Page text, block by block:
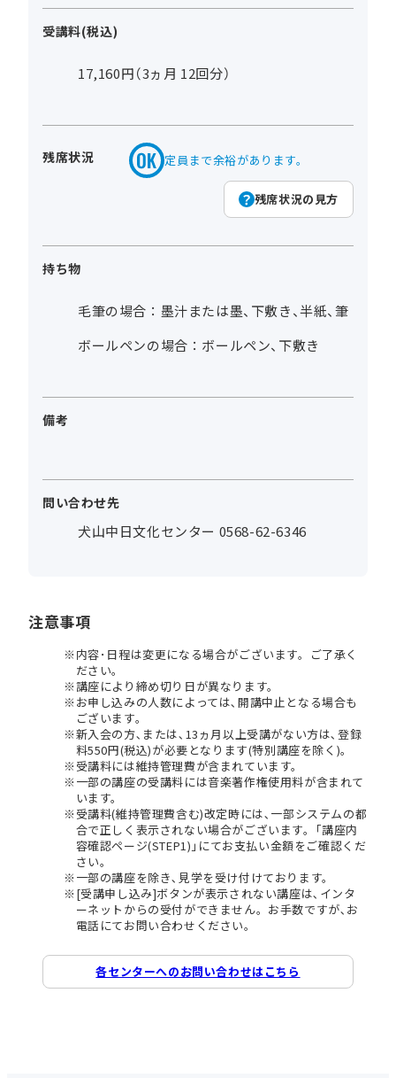
受講料(税込)
17,160円（3ヵ月 12回分）
残席状況 定員まで余裕があります。
残席状況の見方
持ち物
毛筆の場合：墨汁または墨、下敷き、半紙、筆
ボールペンの場合：ボールペン、下敷き
備考
問い合わせ先
犬山中日文化センター 0568-62-6346
注意事項
内容･日程は変更になる場合がございます。ご了承く
ださい。
講座により締め切り日が異なります。
お申し込みの人数によっては､開講中止となる場合も
ございます。
新入会の方､または､13ヵ月以上受講がない方は､登録
料550円(税込)が必要となります(特別講座を除く)。
受講料には維持管理費が含まれています。
一部の講座の受講料には音楽著作権使用料が含まれて
います。
受講料(維持管理費含む)改定時には､一部システムの都
合で正しく表示されない場合がございます。｢講座内
容確認ページ(STEP1)｣にてお支払い金額をご確認くだ
さい。
一部の講座を除き､見学を受け付けております。
[受講申し込み]ボタンが表示されない講座は､インタ
ーネットからの受付ができません。お手数ですが､お
電話にてお問い合わせください。
各センターへのお問い合わせはこちら